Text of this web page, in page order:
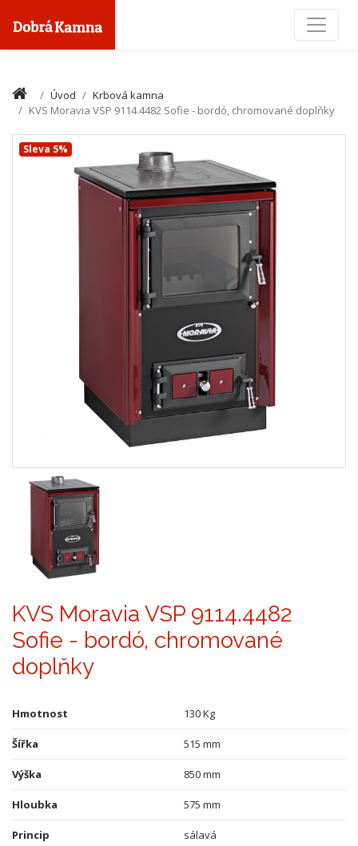
Úvod
Krbová kamna
KVS Moravia VSP 9114.4482 Sofie - bordó, chromované doplňky
Sleva 5%
KVS Moravia VSP 9114.4482
Sofie - bordó, chromované
doplňky
Hmotnost 130 Kg
Šířka 515 mm
Výška 850 mm
Hloubka 575 mm
Princip sálavá